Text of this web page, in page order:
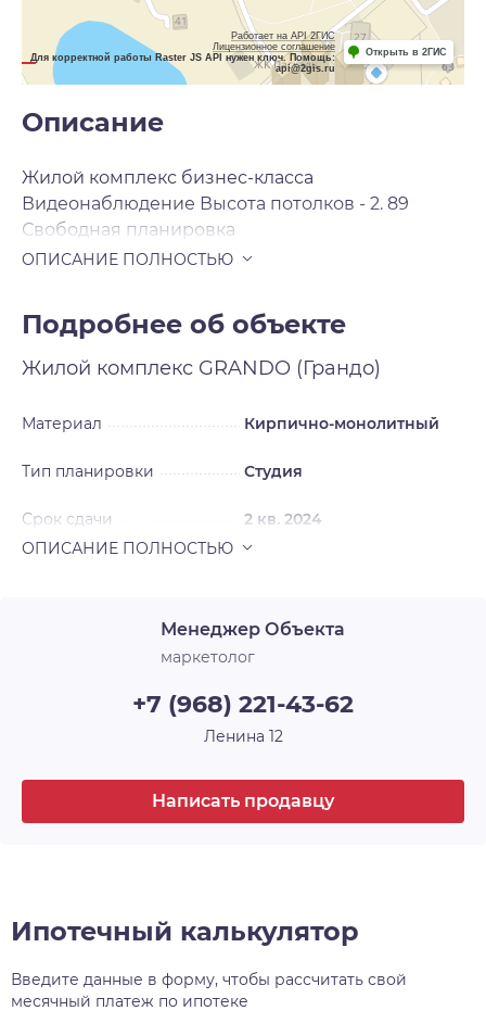
Работает на API 2ГИС
Лицензионное соглашение
Для корректной работы Raster JS API нужен ключ. Помощь:
api@2gis.ru
Открыть в 2ГИС
Описание
Жилой комплекс бизнес-класса
Видеонаблюдение Высота потолков - 2. 89
Свободная планировка
Подробнее об объекте
Жилой комплекс GRANDO (Грандо)
Материал Кирпично-монолитный
Тип планировки Студия
Срок сдачи 2 кв. 2024
Менеджер Объекта
маркетолог
+7 (968) 221-43-62
Ленина 12
Написать продавцу
Ипотечный калькулятор
Введите данные в форму, чтобы рассчитать свой
месячный платеж по ипотеке